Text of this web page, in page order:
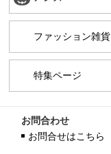
ファッション雑貨
特集ページ
お問合わせ
お問合せはこちら